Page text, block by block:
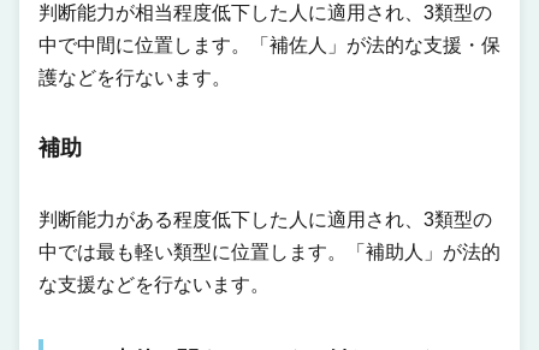
判断能力が相当程度低下した人に適用され、3類型の
中で中間に位置します。「補佐人」が法的な支援・保
護などを行ないます。
補助
判断能力がある程度低下した人に適用され、3類型の
中では最も軽い類型に位置します。「補助人」が法的
な支援などを行ないます。